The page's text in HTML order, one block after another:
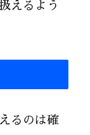
えるよう
るのは確